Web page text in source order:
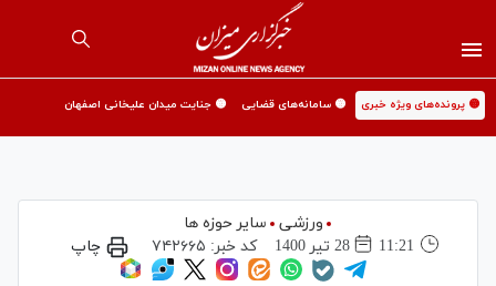
🟡 پرونده‌های ویژه خبری 🟡 سامانه‌های قضایی 🟡 جنایت میدان علیخانی اصفهان
ورزشی
سایر حوزه ها
11:21
28 تير 1400 کد خبر: ۷۴۲۶۶۵ چاپ